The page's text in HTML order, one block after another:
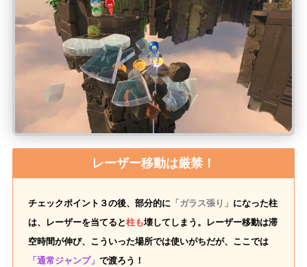
レーザー移動は厳禁！
チェックポイント３の後、部分的に 「ガラス張り」 になった柱
は、レーザーを当てると柱も壊してしまう。レーザー移動は滞
空時間が伸び、こういった場所では使いがちだが、ここでは
「通常ジャンプ」で渡ろう！